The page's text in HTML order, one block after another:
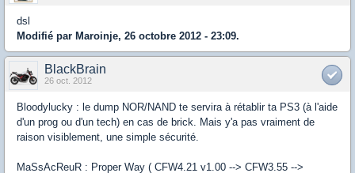
dsl
Modifié par Maroinje, 26 octobre 2012 - 23:09.
BlackBrain
26 oct. 2012
Bloodylucky : le dump NOR/NAND te servira à rétablir ta PS3 (à l'aide
d'un prog ou d'un tech) en cas de brick. Mais y'a pas vraiment de
raison visiblement, une simple sécurité.
MaSsAcReuR : Proper Way ( CFW4.21 v1.00 --> CFW3.55 -->